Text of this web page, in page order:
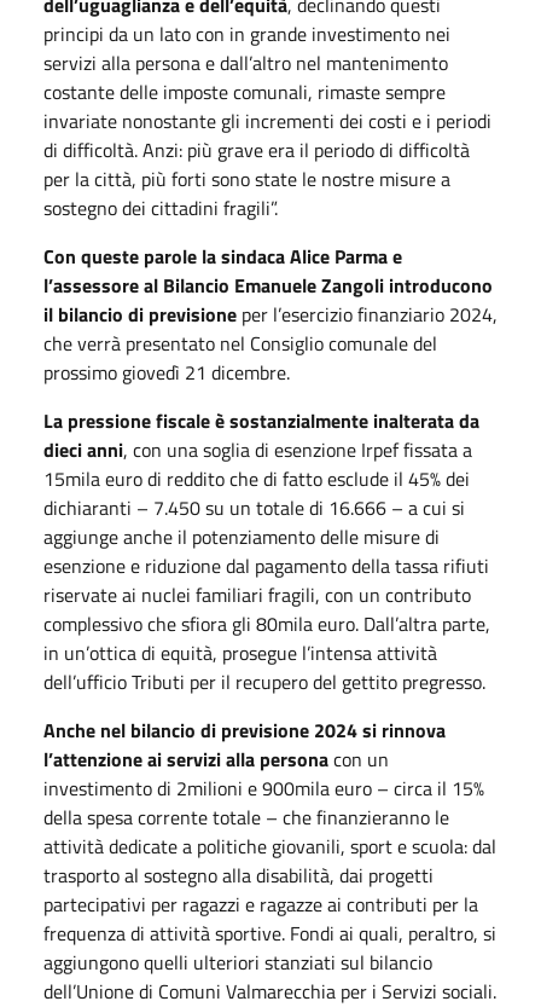
principi da un lato con in grande investimento nei
servizi alla persona e dall’altro nel mantenimento
costante delle imposte comunali, rimaste sempre
invariate nonostante gli incrementi dei costi e i periodi
di difficoltà. Anzi: più grave era il periodo di difficoltà
per la città, più forti sono state le nostre misure a
sostegno dei cittadini fragili”.
Con queste parole la sindaca Alice Parma e
l’assessore al Bilancio Emanuele Zangoli introducono
il bilancio di previsione per l’esercizio finanziario 2024,
che verrà presentato nel Consiglio comunale del
prossimo giovedì 21 dicembre.
La pressione fiscale è sostanzialmente inalterata da
dieci anni, con una soglia di esenzione Irpef fissata a
15mila euro di reddito che di fatto esclude il 45% dei
dichiaranti – 7.450 su un totale di 16.666 – a cui si
aggiunge anche il potenziamento delle misure di
esenzione e riduzione dal pagamento della tassa rifiuti
riservate ai nuclei familiari fragili, con un contributo
complessivo che sfiora gli 80mila euro. Dall’altra parte,
in un’ottica di equità, prosegue l’intensa attività
dell’ufficio Tributi per il recupero del gettito pregresso.
Anche nel bilancio di previsione 2024 si rinnova
l’attenzione ai servizi alla personacon un
investimento di 2milioni e 900mila euro – circa il 15%
della spesa corrente totale – che finanzieranno le
attività dedicate a politiche giovanili, sport e scuola: dal
trasporto al sostegno alla disabilità, dai progetti
partecipativi per ragazzi e ragazze ai contributi per la
frequenza di attività sportive. Fondi ai quali, peraltro, si
aggiungono quelli ulteriori stanziati sul bilancio
dell’Unione di Comuni Valmarecchia per i Servizi sociali.